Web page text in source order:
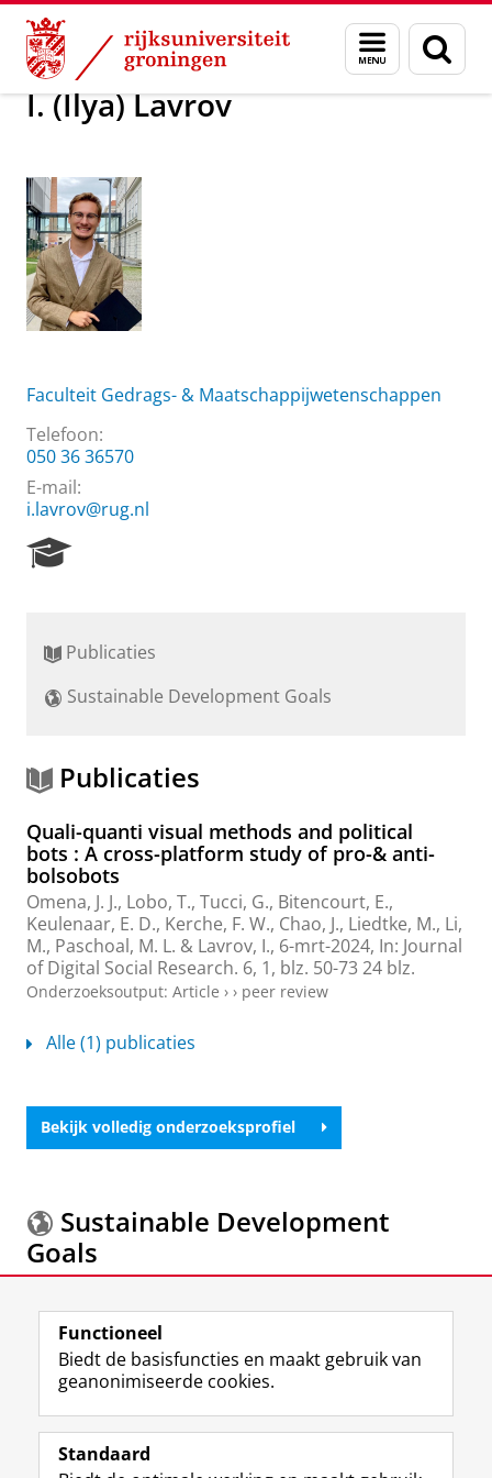
Skip
Content
Skip
Navigation
Menu
en
zoeken
Over ons I. (Ilya) Lavrov
I. (Ilya) Lavrov
Faculteit Gedrags- & Maatschappijwetenschappen
Telefoon:
050 36 36570
E-mail:
i.lavrov@rug.nl
r
h
r
t
l
Publicaties
Sustainable Development Goals
Publicaties
Quali-quanti visual methods and political
bots : A cross-platform study of pro-& anti-
bolsobots
Omena, J. J., Lobo, T., Tucci, G., Bitencourt, E.,
Keulenaar, E. D., Kerche, F. W., Chao, J., Liedtke, M., Li,
M., Paschoal, M. L. & Lavrov, I., 6-mrt-2024, In: Journal
of Digital Social Research. 6, 1, blz. 50-7324 blz.
Onderzoeksoutput: Article › › peer review
Alle (1) publicaties
Bekijk volledig onderzoeksprofiel
Sustainable Development
Goals
Meer informatie over deSustainable Development
Goals.
Volg de RUG
F
a
L
i
R
S
I
n
Y
o
Functioneel
Biedt de basisfuncties en maakt gebruik van
geanonimiseerde cookies.
Standaard